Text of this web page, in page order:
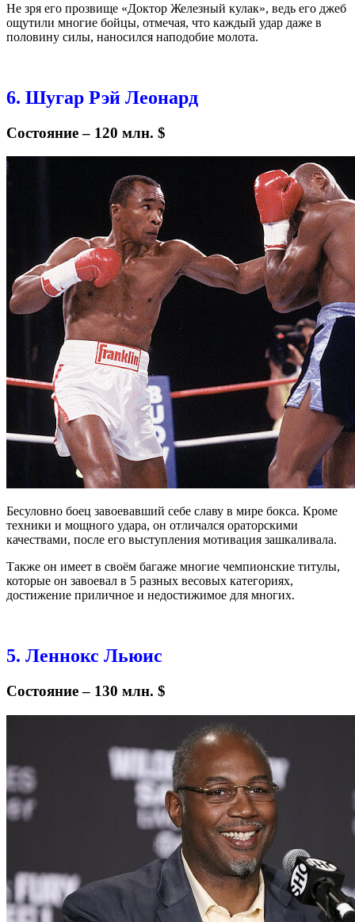
Не зря его прозвище «Доктор Железный кулак», ведь его джеб
ощутили многие бойцы, отмечая, что каждый удар даже в
половину силы, наносился наподобие молота.
6. Шугар Рэй Леонард
Состояние – 120 млн. $
Бесуловно боец завоевавший себе славу в мире бокса. Кроме
техники и мощного удара, он отличался ораторскими
качествами, после его выступления мотивация зашкаливала.
Также он имеет в своём багаже многие чемпионские титулы,
которые он завоевал в 5 разных весовых категориях,
достижение приличное и недостижимое для многих.
5. Леннокс Льюис
Состояние – 130 млн. $